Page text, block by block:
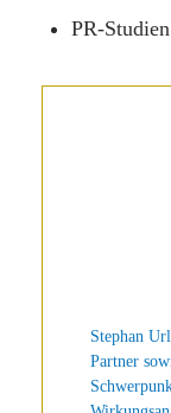
PR-Studien
Stephan
Partner